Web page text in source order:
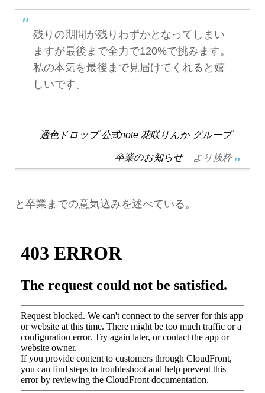
残りの期間が残りわずかとなってしまい
ますが最後まで全力で120%で挑みます。
私の本気を最後まで見届けてくれると嬉
しいです。
透色ドロップ 公式note 花咲りんか グループ
卒業のお知らせより抜粋
と卒業までの意気込みを述べている。